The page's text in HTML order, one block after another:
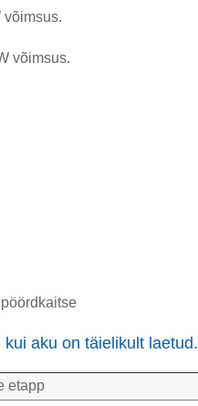
võimsus.
võimsus.
aku on täielikult laetud.
etapp